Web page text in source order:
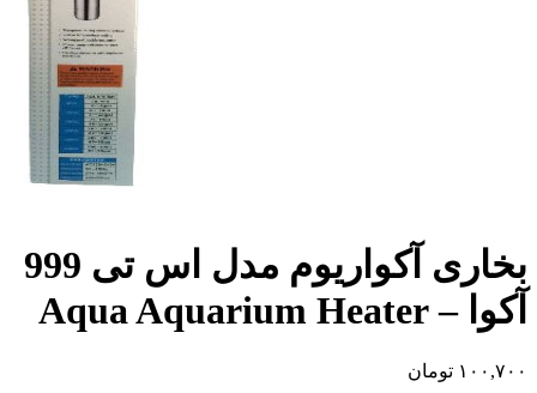
بخاری آکواریوم مدل اس تی 999
آکوا – Aqua Aquarium Heater
۱۰۰,۷۰۰ تومان